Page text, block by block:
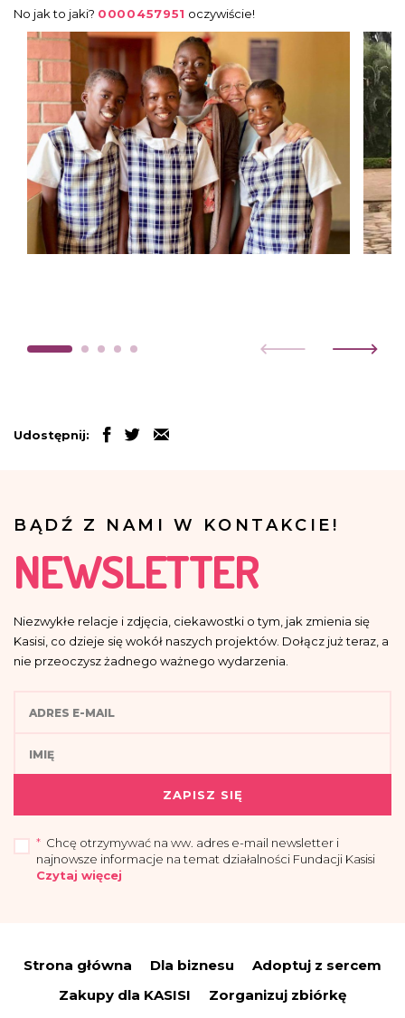
No jak to jaki? 0000457951 oczywiście!
Udostępnij:
BĄDŹ Z NAMI W KONTAKCIE!
NEWSLETTER
Niezwykłe relacje i zdjęcia, ciekawostki o tym, jak zmienia się
Kasisi, co dzieje się wokół naszych projektów. Dołącz już teraz, a
nie przeoczysz żadnego ważnego wydarzenia.
ZAPISZ SIĘ
* Chcę otrzymywać na ww. adres e-mail newsletter i
najnowsze informacje na temat działalności Fundacji Kasisi
Czytaj więcej
Administrator wyznaczył Inspektora Danych Osobowych, z którym można się
Strona główna Dla biznesu
Adoptuj z sercem
Zakupy dla KASISI
Zorganizuj zbiórkę